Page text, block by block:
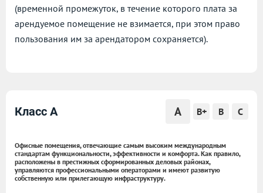
(временной промежуток, в течение которого плата за
арендуемое помещение не взимается, при этом право
пользования им за арендатором сохраняется).
Класс A A B+ B C
Офисные помещения, отвечающие самым высоким международным
стандартам функциональности, эффективности и комфорта. Как правило,
расположены в престижных сформированных деловых районах,
управляются профессиональными операторами и имеют развитую
собственную или прилегающую инфраструктуру.